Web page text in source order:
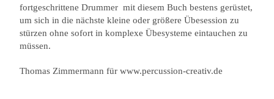
fortgeschrittene Drummer mit diesem Buch bestens gerüstet,
um sich in die nächste kleine oder größere Übesession zu
stürzen ohne sofort in komplexe Übesysteme eintauchen zu
müssen.
Thomas Zimmermann für www.percussion-creativ.de